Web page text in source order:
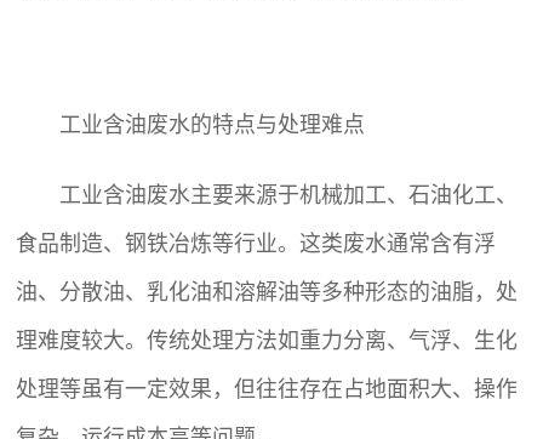
工业含油废水的特点与处理难点
工业含油废水主要来源于机械加工、石油化工、
食品制造、钢铁冶炼等行业。这类废水通常含有浮
油、分散油、乳化油和溶解油等多种形态的油脂，处
理难度较大。传统处理方法如重力分离、气浮、生化
处理等虽有一定效果，但往往存在占地面积大、操作